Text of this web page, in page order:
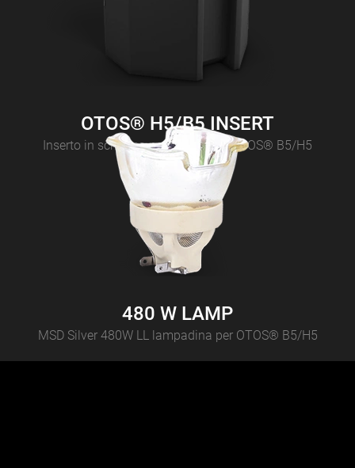
OTOS® H5/B5 INSERT
Inserto in schiuma per flight case OTOS® B5/H5
480 W LAMP
MSD Silver 480W LL lampadina per OTOS® B5/H5